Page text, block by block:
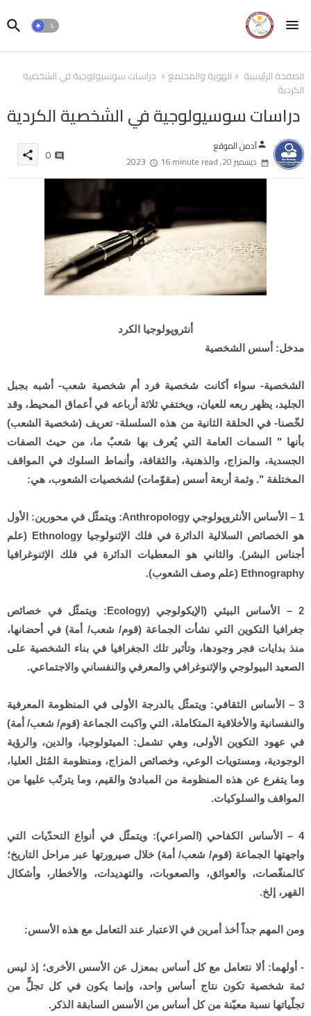
الصفحة الرئيسية الهوية والمجتمع
دراسات سوسيولوجية في الشخصية
الكردية
دراسات سوسيولوجية في الشخصية الكردية
personآدمن الموقع
ديسمبر 20, 2023
16 minute read
0
share
أنثروپولوجيا الكرد
مدخل: أسس الشخصية
الشخصية- سواء أكانت شخصية فرد أم شخصية شعب- أشبه بجبل
الجليد، يظهر ربعه للعيان، ويختفي ثلاثة أرباعه في أعماق المحيط، وقد
لخّصنا- في الحلقة الثانية من هذه السلسلة- تعريف (شخصية الشعب)
بأنها " السمات العامة التي يُعرف بها شعبٌ ما، من حيث الصفات
الجسدية، والمزاج، والذهنية، والثقافة، وأنماط السلوك في المواقف
المختلفة ". وثمة أربعة أسس (مقوّمات) لشخصيات الشعوب، هي:
1 – الأساس الأنثروپولوجي Anthropology: ويتمثّل في محورين: الأول
هو الخصائص السلالية الدائرة في فلك الإثنولوجيا Ethnology (علم
أجناس البشر). والثاني هو المعطيات الدائرة في فلك الإثنوغرافيا
Ethnography (علم وصف الشعوب).
2 – الأساس البيئي (الإيكولوجي (Ecology: ويتمثّل في خصائص
جغرافيا التكوين التي نشأت الجماعة (قوم/ شعب/ أمة) في أحضانها،
منذ بدايات فجر وجودها، وتأثير تلك الجغرافيا في بناء الشخصية على
الصعيد البيولوجي والإثنوغرافي والمعرفي والنفساني والاجتماعي.
3 – الأساس الثقافي: ويتمثّل بالدرجة الأولى في المنظومة المعرفية
والنفسانية والأخلاقية المتكاملة، التي واكبت الجماعة (قوم/ شعب/ أمة)
في عهود التكوين الأولى، وهي تشمل: الميثولوجيا، والدين، والرؤية
الوجودية، ومستويات الوعي، وخصائص المزاج، ومنظومة المُثل العليا،
وما يتفرع عن هذه المنظومة من المبادئ والقيم، وما يترتّب عليها من
المواقف والسلوكيات.
4 – الأساس الكفاحي (الصراعي): ويتمثّل في أنواع التحدّيات التي
واجهتها الجماعة (قوم/ شعب/ أمة) خلال صيرورتها عبر مراحل التاريخ؛
كالمنغّصات، والعوائق، والصعوبات، والتهديدات، والأخطار، وأشكال
القهر، إلخ.
ومن المهم جداً أخذ أمرين في الاعتبار عند التعامل مع هذه الأسس:
- أولهما: ألا نتعامل مع كل أساس بمعزل عن الأسس الأخرى؛ إذ ليس
ثمة شخصية تكون نتاج أساس واحد، وإنما يكون في كل تجلٍّ من
تجلّياتها نسبة معيّنة من كل أساس من الأسس السابقة الذكر.